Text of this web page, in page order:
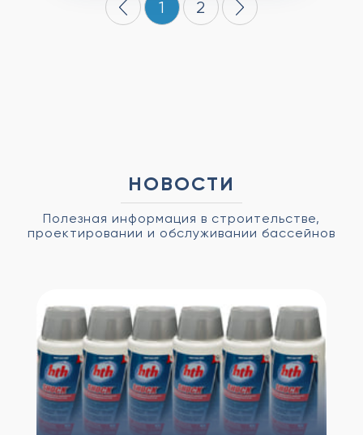
1 2
НОВОСТИ
Полезная информация в строительстве,
проектировании и обслуживании бассейнов